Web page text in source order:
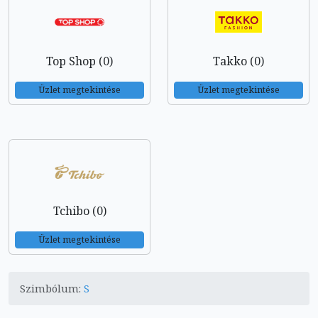
Top Shop (0)
Üzlet megtekintése
Takko (0)
Üzlet megtekintése
Tchibo (0)
Üzlet megtekintése
Szimbólum: S